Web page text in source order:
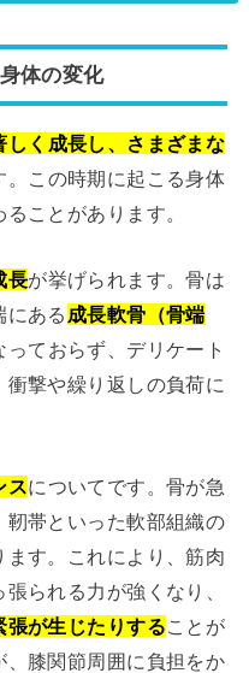
体の変化
しく成長し、さまざまな
。この時期に起こる身体
ことがあります。
長が挙げられます。骨は
にある 成長軟骨（骨端
ておらず、デリケート
撃や繰り返しの負荷に
スについてです。骨が急
帯といった軟部組織の
す。これにより、筋肉
られる力が強くなり、
張が生じたりすることが
膝関節周囲に負担をか